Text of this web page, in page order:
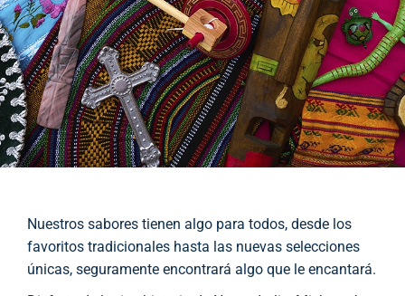
Nuestros sabores tienen algo para todos, desde los
favoritos tradicionales hasta las nuevas selecciones
únicas, seguramente encontrará algo que le encantará.